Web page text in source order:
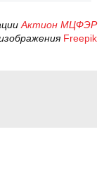
Актион МЦФЭР
Freepik